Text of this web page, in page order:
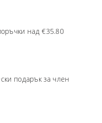
над €35.80
подарък за член